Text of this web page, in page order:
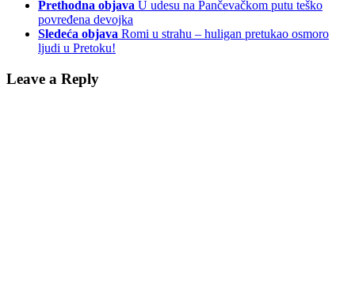
Prethodna objava U udesu na Pančevačkom putu teško
povređena devojka
Sledeća objava Romi u strahu – huligan pretukao osmoro
ljudi u Pretoku!
Leave a Reply